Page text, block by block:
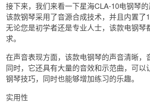
接下来，我们来看一下星海CLA-10电钢琴的
该款钢琴采用了音源合成技术，并且内置了
无论您是初学者还是专业人士，该款电钢琴
求。
在声音表现方面，该款电钢琴的声音清晰，
同时，它还具有大量的音效和示范曲，可以
钢琴技巧，同时也能够增加练习的乐趣。
实用性